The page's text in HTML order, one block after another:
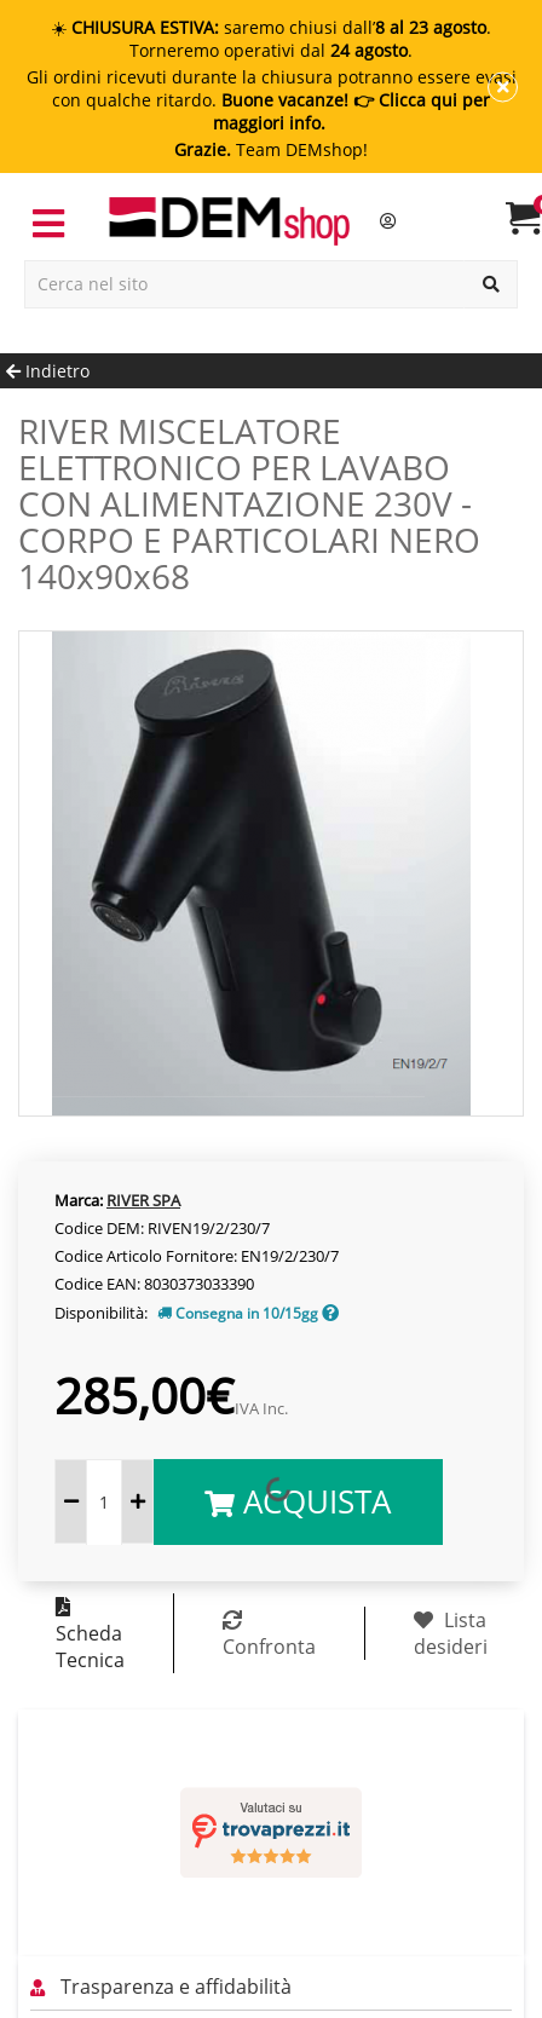
☀️ CHIUSURA ESTIVA: saremo chiusi dall’8 al 23 agosto.
Torneremo operativi dal 24 agosto.
Gli ordini ricevuti durante la chiusura potranno essere evasi
con qualche ritardo. Buone vacanze! 👉 Clicca qui per
maggiori info.
Grazie. Team DEMshop!
Indietro
RIVER MISCELATORE
ELETTRONICO PER LAVABO
CON ALIMENTAZIONE 230V -
CORPO E PARTICOLARI NERO
140x90x68
Marca: RIVER SPA
Codice DEM: RIVEN19/2/230/7
Codice Articolo Fornitore: EN19/2/230/7
Codice EAN: 8030373033390
Disponibilità:
Consegna in 10/15gg
285,00€IVA Inc.
ACQUISTA
Scheda
Tecnica
Confronta
Lista
desideri
Trasparenza e affidabilità